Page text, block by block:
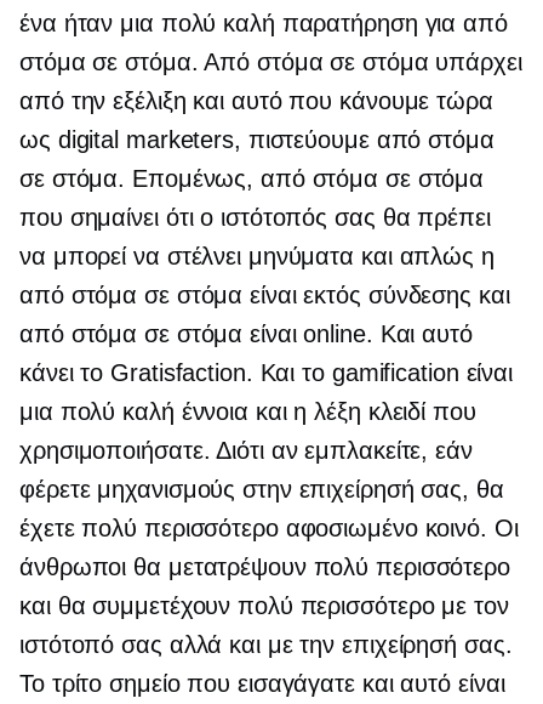
ένα ήταν μια πολύ καλή παρατήρηση για από
στόμα σε στόμα. Από στόμα σε στόμα υπάρχει
από την εξέλιξη και αυτό που κάνουμε τώρα
ως digital marketers, πιστεύουμε από στόμα
σε στόμα. Επομένως, από στόμα σε στόμα
που σημαίνει ότι ο ιστότοπός σας θα πρέπει
να μπορεί να στέλνει μηνύματα και απλώς η
από στόμα σε στόμα είναι εκτός σύνδεσης και
από στόμα σε στόμα είναι online. Και αυτό
κάνει το Gratisfaction. Και το gamification είναι
μια πολύ καλή έννοια και η λέξη κλειδί που
χρησιμοποιήσατε. Διότι αν εμπλακείτε, εάν
φέρετε μηχανισμούς στην επιχείρησή σας, θα
έχετε πολύ περισσότερο αφοσιωμένο κοινό. Οι
άνθρωποι θα μετατρέψουν πολύ περισσότερο
και θα συμμετέχουν πολύ περισσότερο με τον
ιστότοπό σας αλλά και με την επιχείρησή σας.
Το τρίτο σημείο που εισαγάγατε και αυτό είναι